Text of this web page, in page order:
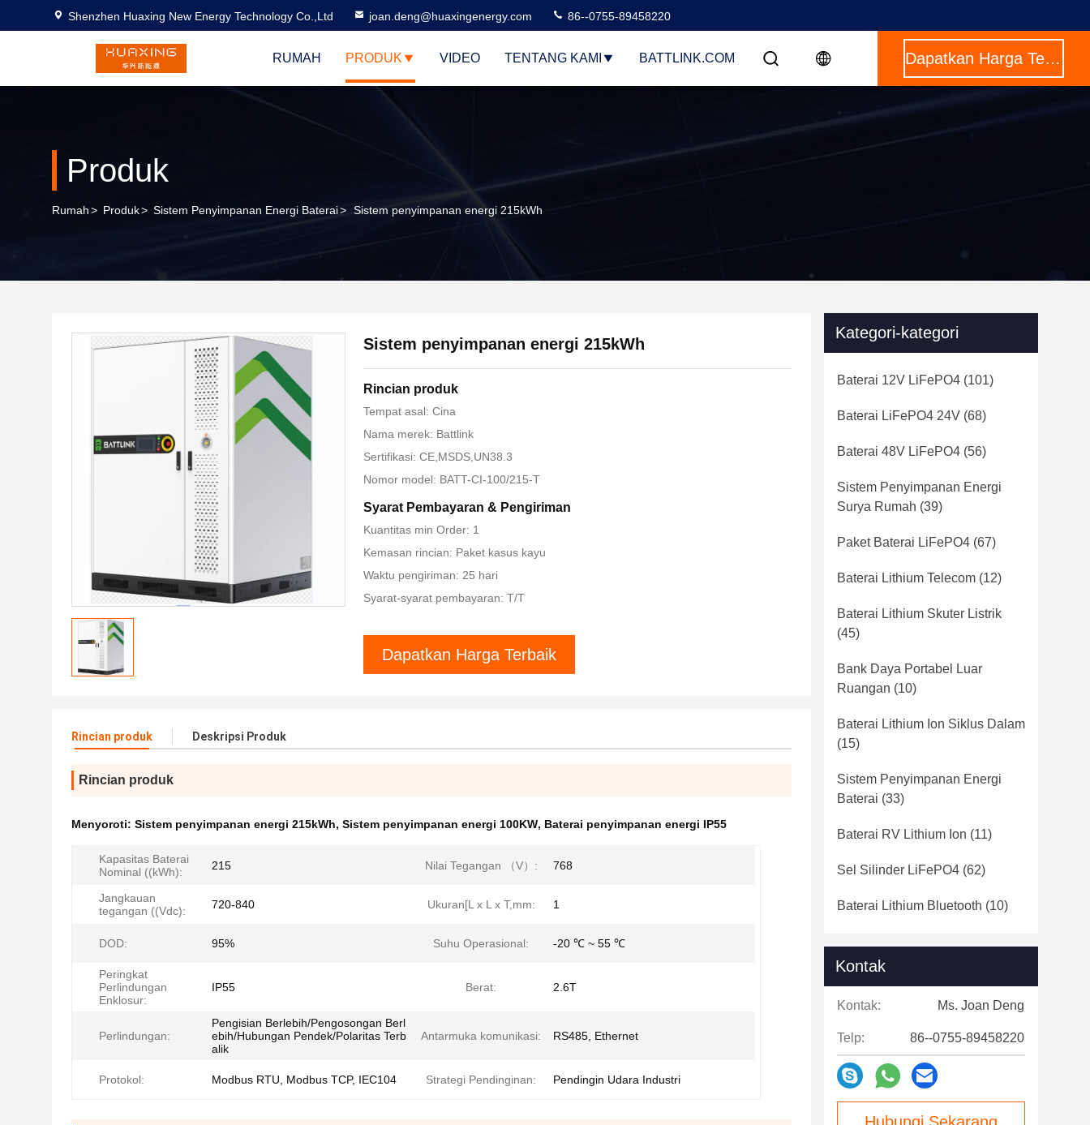
Shenzhen Huaxing New Energy Technology Co.,Ltd joan.deng@huaxingenergy.com 86--0755-89458220
RUMAH PRODUK VIDEO TENTANG KAMI BATTLINK.COM Dapatkan Harga Terbaik
Produk
Rumah> Produk> Sistem Penyimpanan Energi Baterai> Sistem penyimpanan energi 215kWh
Sistem penyimpanan energi 215kWh
Rincian produk
Tempat asal: Cina
Nama merek: Battlink
Sertifikasi: CE,MSDS,UN38.3
Nomor model: BATT-CI-100/215-T
Syarat Pembayaran & Pengiriman
Kuantitas min Order: 1
Kemasan rincian: Paket kasus kayu
Waktu pengiriman: 25 hari
Syarat-syarat pembayaran: T/T
Dapatkan Harga Terbaik
Rincian produk Deskripsi Produk
Rincian produk
Menyoroti: Sistem penyimpanan energi 215kWh, Sistem penyimpanan energi 100KW, Baterai penyimpanan energi IP55
Kapasitas Baterai
Nominal ((kWh):
215 Nilai Tegangan （V）: 768
Jangkauan
tegangan ((Vdc):
720-840 Ukuran[L x L x T,mm: 1
DOD: 95% Suhu Operasional: -20 ℃ ~ 55 ℃
Peringkat
Perlindungan
Enklosur:
IP55 Berat: 2.6T
Perlindungan:
Pengisian Berlebih/Pengosongan Berl
ebih/Hubungan Pendek/Polaritas Terb
alik
Antarmuka komunikasi: RS485, Ethernet
Protokol: Modbus RTU, Modbus TCP, IEC104 Strategi Pendinginan: Pendingin Udara Industri
Kategori-kategori
Baterai 12V LiFePO4 (101)
Baterai LiFePO4 24V (68)
Baterai 48V LiFePO4 (56)
Sistem Penyimpanan Energi
Surya Rumah (39)
Paket Baterai LiFePO4 (67)
Baterai Lithium Telecom (12)
Baterai Lithium Skuter Listrik
(45)
Bank Daya Portabel Luar
Ruangan (10)
Baterai Lithium Ion Siklus Dalam
(15)
Sistem Penyimpanan Energi
Baterai (33)
Baterai RV Lithium Ion (11)
Sel Silinder LiFePO4 (62)
Baterai Lithium Bluetooth (10)
Kontak
Kontak: Ms. Joan Deng
Telp: 86--0755-89458220